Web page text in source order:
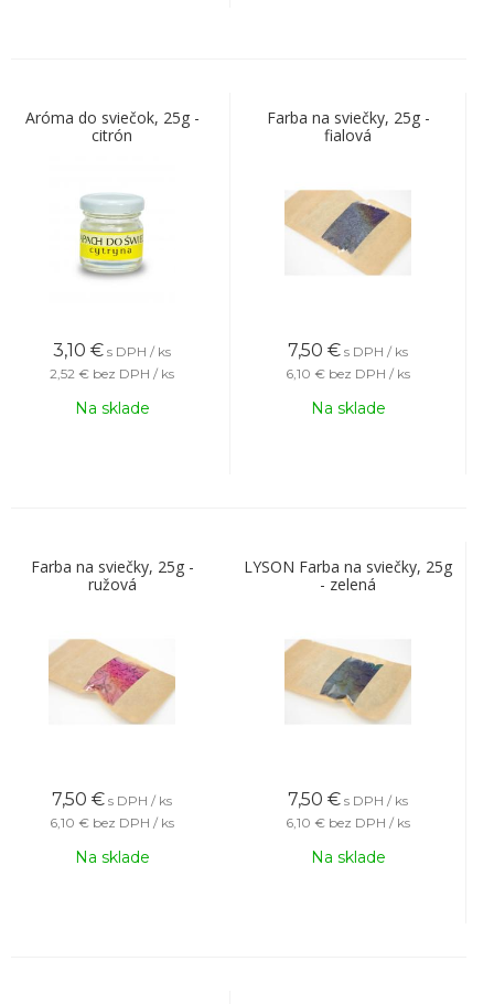
Aróma do sviečok, 25g -
citrón
3,10 € s DPH / ks
2,52 € bez DPH / ks
Na sklade
Farba na sviečky, 25g -
fialová
7,50 € s DPH / ks
6,10 € bez DPH / ks
Na sklade
Farba na sviečky, 25g -
ružová
7,50 € s DPH / ks
6,10 € bez DPH / ks
Na sklade
LYSON Farba na sviečky, 25g
- zelená
7,50 € s DPH / ks
6,10 € bez DPH / ks
Na sklade